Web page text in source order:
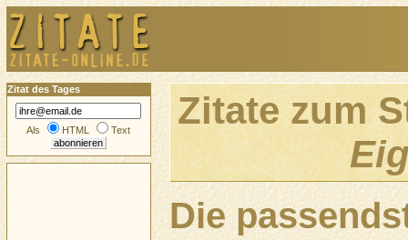
Zitate zum
Die
Zitat des Tages
Als HTML Text